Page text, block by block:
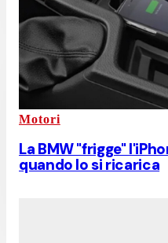
Motori
La BMW "frigge"
quando lo si ricarica